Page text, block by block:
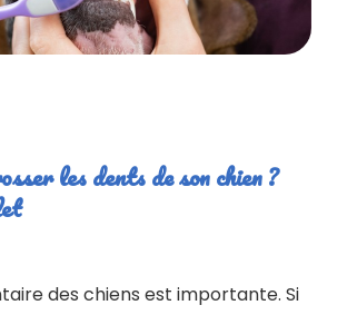
les dents de son chien ?
des chiens est importante. Si